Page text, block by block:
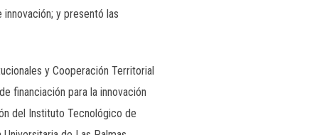
y presentó las
y Cooperación Territorial
financiación para la innovación
del Instituto Tecnológico de